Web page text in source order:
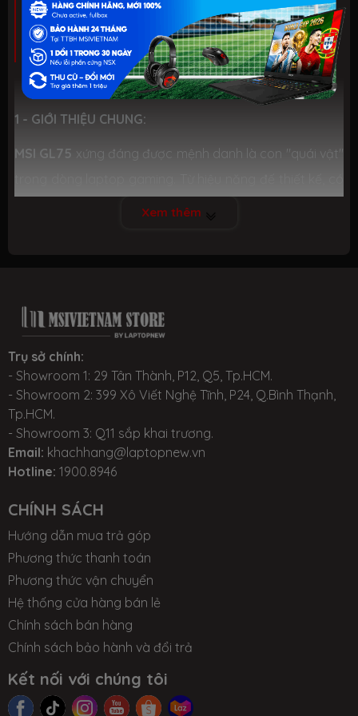
GL75 LEOPARD
1 - GIỚI THIỆU CHUNG:
MSI GL75 xứng đáng được mệnh danh là con "quái vật"
thể dùng 2 từ "hoàn hảo" để miêu tả về nó. Nếu xu
laptop này sẽ thu hút bạn ngay từ lần chạm đầu tiên.
Tham khảo các model sản phẩm
tại: https://msivietnam.vn/msi-gl75-10sdr-495vn
ModelMSI GL75 Leopard
CPU
- 16GB DDR4 2933MHz (2 slots)
Xem thêm
Trụ sở chính:
- Showroom 1: 29 Tân Thành, P12, Q5, Tp.HCM.
- Showroom 2: 399 Xô Viết Nghệ Tĩnh, P24, Q.Bình Thạnh,
Tp.HCM.
- Showroom 3: Q11 sắp khai trương.
Email: khachhang@laptopnew.vn
Hotline: 1900.8946
CHÍNH SÁCH
Hướng dẫn mua trả góp
Phương thức thanh toán
Phương thức vận chuyển
Hệ thống cửa hàng bán lẻ
Chính sách bán hàng
Chính sách bảo hành và đổi trả
Kết nối với chúng tôi